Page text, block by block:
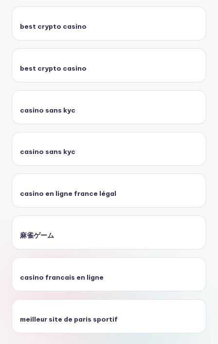
best crypto casino
best crypto casino
casino sans kyc
casino sans kyc
casino en ligne france légal
麻雀ゲーム
casino francais en ligne
meilleur site de paris sportif